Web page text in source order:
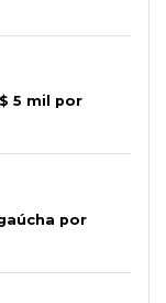
5 mil por
por